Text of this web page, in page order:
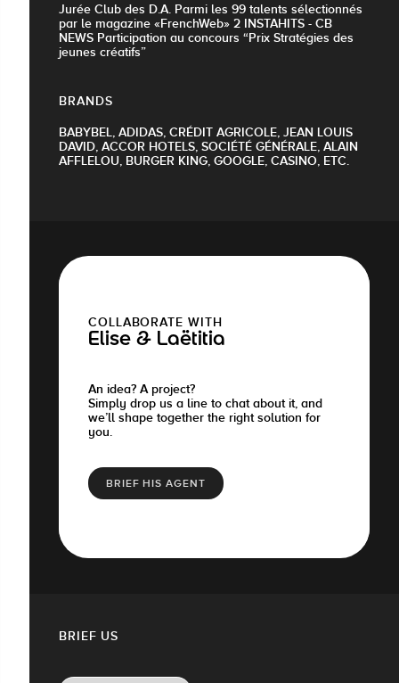
Jurée Club des D.A. Parmi les 99 talents sélectionnés
par le magazine «FrenchWeb» 2 INSTAHITS - CB
NEWS Participation au concours “Prix Stratégies des
jeunes créatifs”
BRANDS
BABYBEL, ADIDAS, CRÉDIT AGRICOLE, JEAN LOUIS
DAVID, ACCOR HOTELS, SOCIÉTÉ GÉNÉRALE, ALAIN
AFFLELOU, BURGER KING, GOOGLE, CASINO, ETC.
COLLABORATE WITH
Elise & Laëtitia
An idea? A project?
Simply drop us a line to chat about it, and
we’ll shape together the right solution for
you.
BRIEF HIS AGENT
BRIEF US